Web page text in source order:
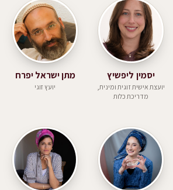
יסמין ליפשיץ
יועצת אישית זוגית ומינית,
מדריכת כלות
מתן ישראל יפרח
יועץ זוגי